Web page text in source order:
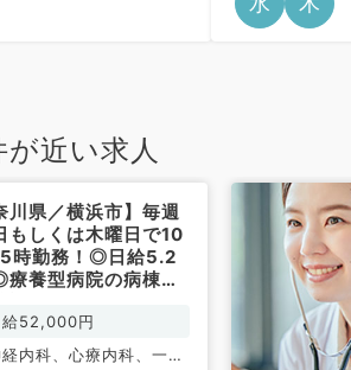
近い求人
川県／横浜市】毎週
もしくは木曜日で10
時勤務！◎日給5.2
養型病院の病棟管
ー通勤可♪（内科系
勤）
給52,000円
内科、心療内科、一般